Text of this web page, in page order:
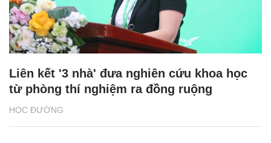
HỌC ĐƯỜNG
Liên kết '3 nhà' đưa nghiên cứu khoa học
từ phòng thí nghiệm ra đồng ruộng